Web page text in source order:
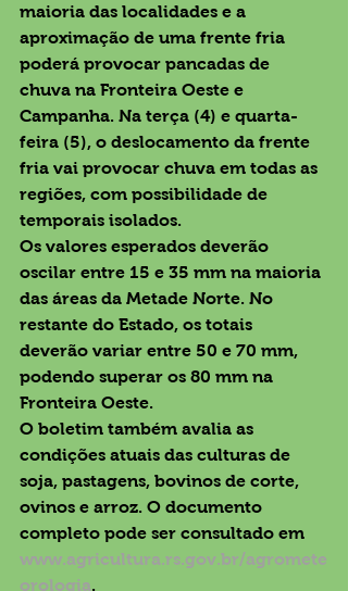
maioria das localidades e a
aproximação de uma frente fria
poderá provocar pancadas de
chuva na Fronteira Oeste e
Campanha. Na terça (4) e quarta-
feira (5), o deslocamento da frente
fria vai provocar chuva em todas as
regiões, com possibilidade de
temporais isolados.
Os valores esperados deverão
oscilar entre 15 e 35 mm na maioria
das áreas da Metade Norte. No
restante do Estado, os totais
deverão variar entre 50 e 70 mm,
podendo superar os 80 mm na
Fronteira Oeste.
O boletim também avalia as
condições atuais das culturas de
soja, pastagens, bovinos de corte,
ovinos e arroz. O documento
completo pode ser consultado em
www.agricultura.rs.gov.br/agromete
orologia.